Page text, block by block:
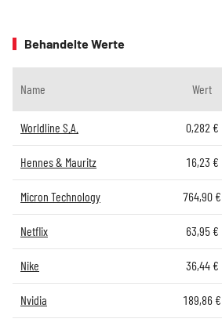
Behandelte Werte
Name Wert
Worldline S.A. 0,282 €
Hennes & Mauritz 16,23 €
Micron Technology 764,90 €
Netflix 63,95€
Nike 36,44€
Nvidia 189,86 €